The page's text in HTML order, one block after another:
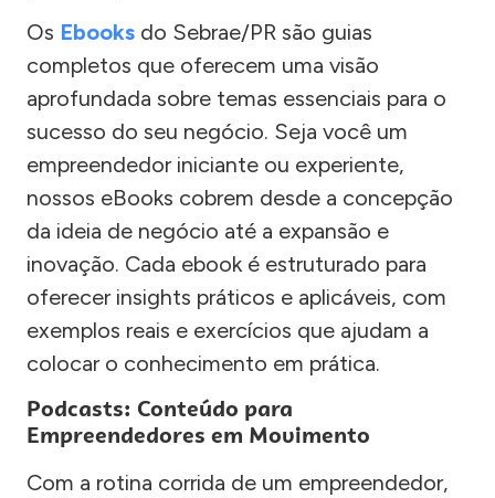
Os Ebooks do Sebrae/PR são guias
completos que oferecem uma visão
aprofundada sobre temas essenciais para o
sucesso do seu negócio. Seja você um
empreendedor iniciante ou experiente,
nossos eBooks cobrem desde a concepção
da ideia de negócio até a expansão e
inovação. Cada ebook é estruturado para
oferecer insights práticos e aplicáveis, com
exemplos reais e exercícios que ajudam a
colocar o conhecimento em prática.
Podcasts: Conteúdo para
Empreendedores em Movimento
Com a rotina corrida de um empreendedor,